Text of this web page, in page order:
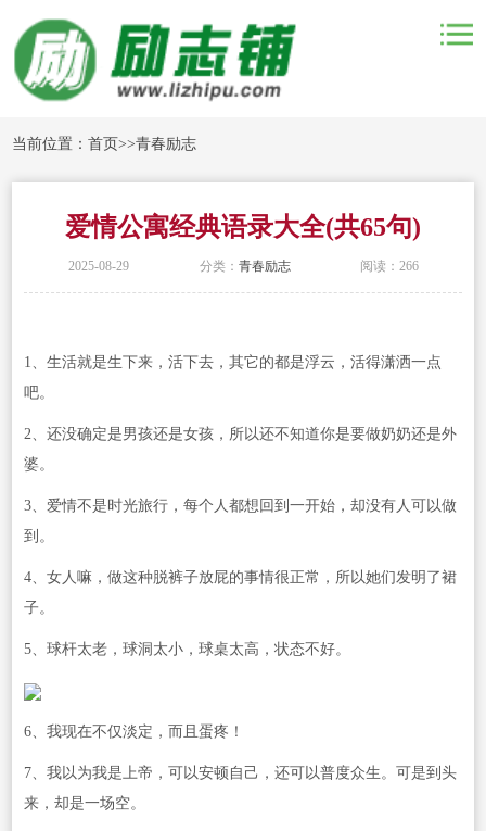
当前位置：首页>>青春励志
爱情公寓经典语录大全(共65句)
2025-08-29 分类： 青春励志 阅读：266
1、生活就是生下来，活下去，其它的都是浮云，活得潇洒一点
吧。
2、还没确定是男孩还是女孩，所以还不知道你是要做奶奶还是外
婆。
3、爱情不是时光旅行，每个人都想回到一开始，却没有人可以做
到。
4、女人嘛，做这种脱裤子放屁的事情很正常，所以她们发明了裙
子。
5、球杆太老，球洞太小，球桌太高，状态不好。
6、我现在不仅淡定，而且蛋疼！
7、我以为我是上帝，可以安顿自己，还可以普度众生。可是到头
来，却是一场空。